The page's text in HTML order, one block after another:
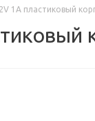
1A пластиковый